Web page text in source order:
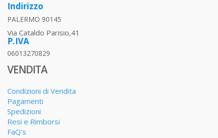
Indirizzo
PALERMO 90145
Via Cataldo Parisio,41
P.IVA
06013270829
VENDITA
Condizioni di Vendita
Pagamenti
Spedizioni
Resi e Rimborsi
FaQ's